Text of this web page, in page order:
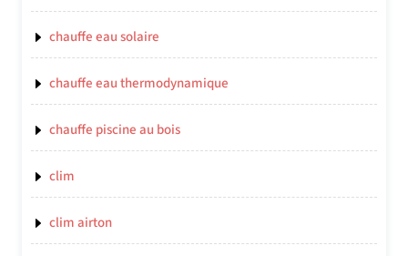
chauffe eau solaire
chauffe eau thermodynamique
chauffe piscine au bois
clim
clim airton